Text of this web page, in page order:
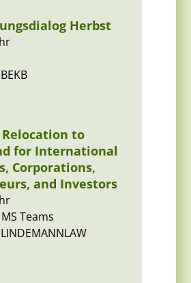
Herbst
BEKB
to
for International
Corporations,
and Investors
Teams
LINDEMANNLAW